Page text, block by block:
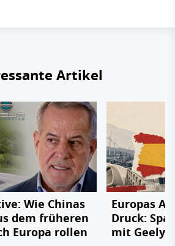
Artikel
Wie Chinas
dem früheren
Europa rollen
Europas
Druck:
mit Geely,